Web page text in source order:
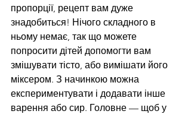
пропорції, рецепт вам дуже
знадобиться! Нічого складного в
ньому немає, так що можете
попросити дітей допомогти вам
змішувати тісто, або вимішати його
міксером. З начинкою можна
експериментувати і додавати інше
варення або сир. Головне — щоб у